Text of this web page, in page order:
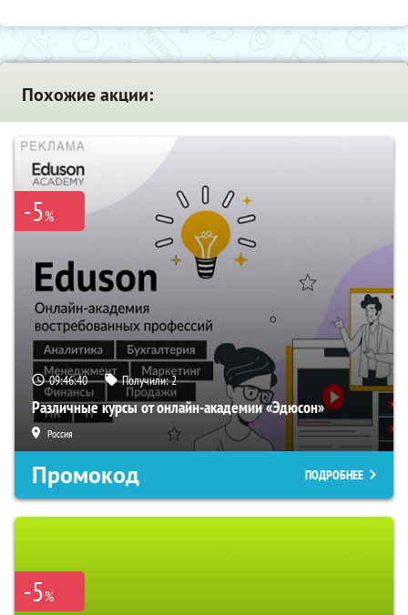
Похожие акции:
-5%
09:46:39 Получили:2
Различные курсы от онлайн-академии «Эдюсон»
Россия
Промокод ПОДРОБНЕЕ
-5%